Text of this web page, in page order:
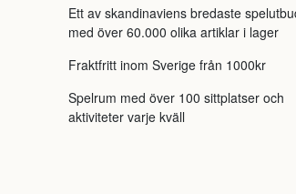
Ett av skandinaviens bredaste
med över 60.000 olika artiklar i lager
Fraktfritt inom Sverige från 1000kr
Spelrum med över 100 sittplatser och
aktiviteter varje kväll